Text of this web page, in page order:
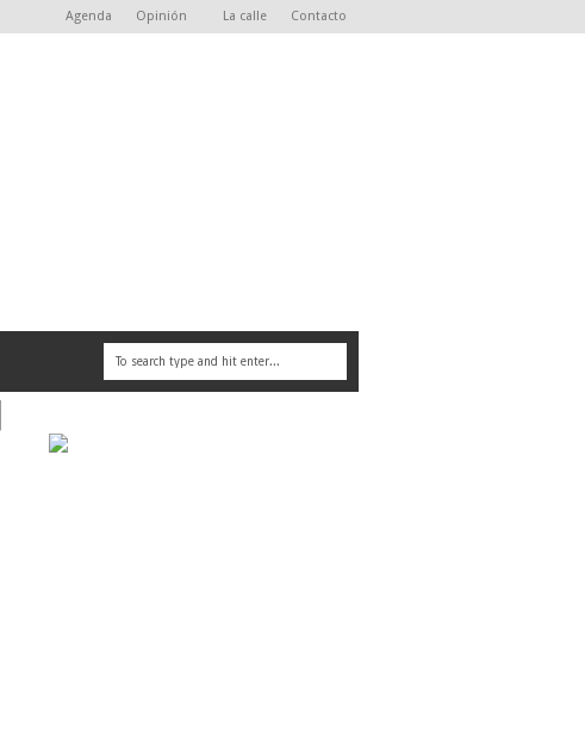
Agenda Opinión La calle Contacto